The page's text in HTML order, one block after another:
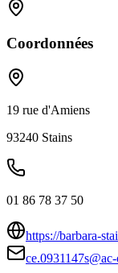
Coordonnées
19 rue d'Amiens
93240 Stains
01 86 78 37 50
https://barbara-